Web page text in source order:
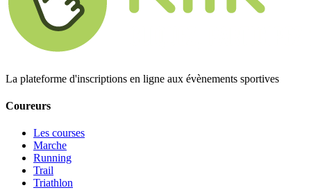
La plateforme d'inscriptions en ligne aux évènements sportives
Coureurs
Les courses
Marche
Running
Trail
Triathlon